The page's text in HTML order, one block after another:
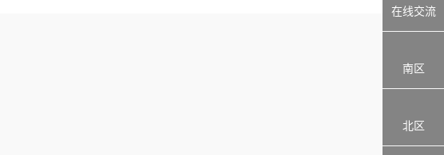
在线交流
南区
北区